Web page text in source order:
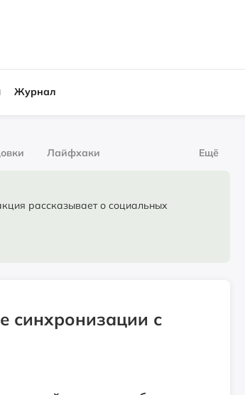
Журнал
Лайфхаки Ещё
о социальных
синхронизации с